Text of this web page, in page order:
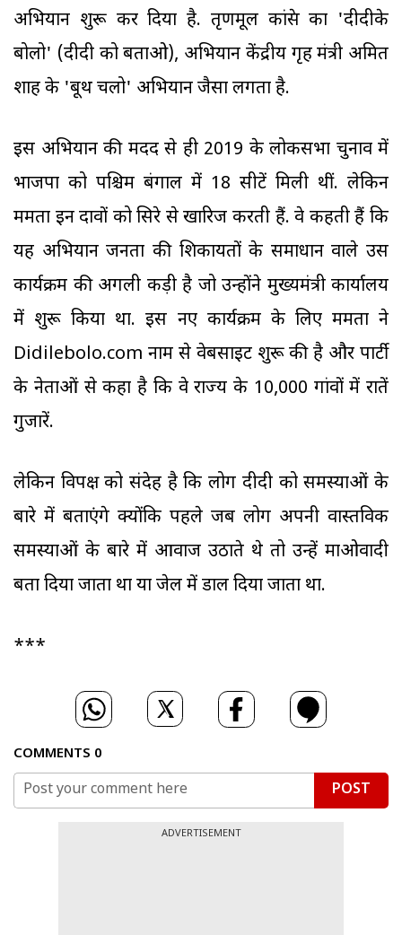
अभियान शुरू कर दिया है. तृणमूल कांग्रेस का 'दीदीके
बोलो' (दीदी को बताओ), अभियान केंद्रीय गृह मंत्री अमित
शाह के 'बूथ चलो' अभियान जैसा लगता है.
इस अभियान की मदद से ही 2019 के लोकसभा चुनाव में
भाजपा को पश्चिम बंगाल में 18 सीटें मिली थीं. लेकिन
ममता इन दावों को सिरे से खारिज करती हैं. वे कहती हैं कि
यह अभियान जनता की शिकायतों के समाधान वाले उस
कार्यक्रम की अगली कड़ी है जो उन्होंने मुख्यमंत्री कार्यालय
में शुरू किया था. इस नए कार्यक्रम के लिए ममता ने
Didilebolo.com नाम से वेबसाइट शुरू की है और पार्टी
के नेताओं से कहा है कि वे राज्य के 10,000 गांवों में रातें
गुजारें.
लेकिन विपक्ष को संदेह है कि लोग दीदी को समस्याओं के
बारे में बताएंगे क्योंकि पहले जब लोग अपनी वास्तविक
समस्याओं के बारे में आवाज उठाते थे तो उन्हें माओवादी
बता दिया जाता था या जेल में डाल दिया जाता था.
***
COMMENTS 0
POST
ADVERTISEMENT